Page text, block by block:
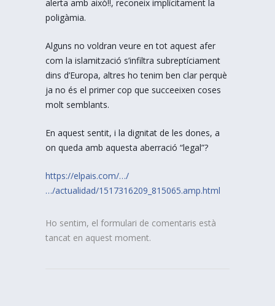
alerta amb això!!, reconeix implícitament la
poligàmia.
Alguns no voldran veure en tot aquest afer
com la islamització s’infiltra subreptíciament
dins d’Europa, altres ho tenim ben clar perquè
ja no és el primer cop que succeeixen coses
molt semblants.
En aquest sentit, i la dignitat de les dones, a
on queda amb aquesta aberració “legal”?
https://elpais.com/…/
…/actualidad/1517316209_815065.amp.html
Ho sentim, el formulari de comentaris està
tancat en aquest moment.